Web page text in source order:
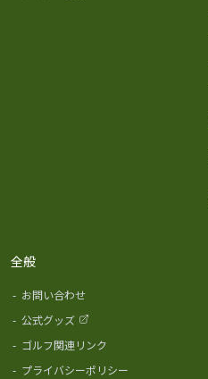
全般
- お問い合わせ
- 公式グッズ
- ゴルフ関連リンク
- プライバシーポリシー